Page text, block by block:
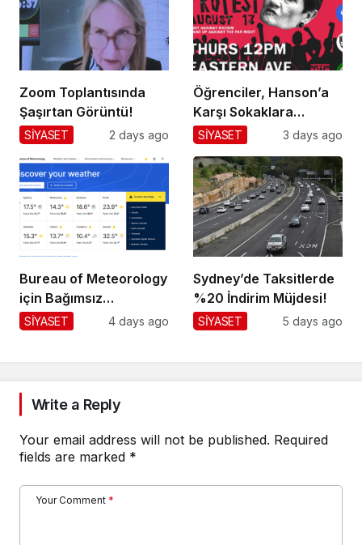
Zoom Toplantısında
Şaşırtan Görüntü!
SİYASET 2 days ago
Öğrenciler, Hanson’a
Karşı Sokaklara
Dökülüyor!
SİYASET 3 days ago
Bureau of Meteorology
için Bağımsız
Değerlendirme!
SİYASET 4 days ago
Sydney’de Taksitlerde
%20 İndirim Müjdesi!
SİYASET 5 days ago
Write a Reply
Your email address will not be published. Required
fields are marked *
Your Comment *